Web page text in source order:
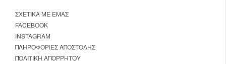
ΣΧΕΤΙΚΆ ΜΕ ΕΜΆΣ
FACEBOOK
INSTAGRAM
ΠΛΗΡΟΦΟΡΊΕΣ ΑΠΟΣΤΟΛΉΣ
ΠΟΛΙΤΙΚΉ ΑΠΟΡΡΉΤΟΥ